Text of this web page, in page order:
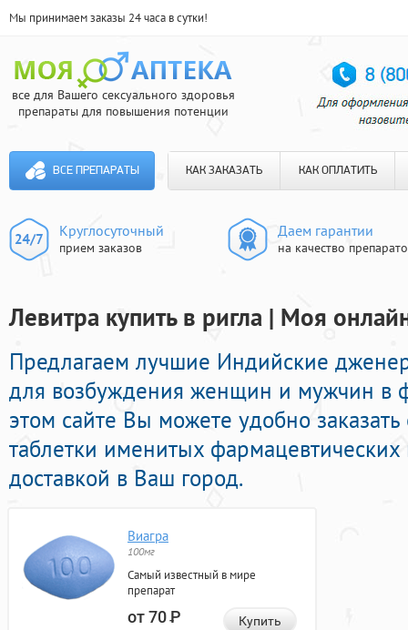
Мы принимаем заказы 24 часа в сутки!
все для Вашего сексуального здоровья
препараты для повышения потенции
ВСЕ ПРЕПАРАТЫ КАК ЗАКАЗАТЬ КАК ОПЛАТИТЬ
Круглосуточный
прием заказов
Даем гарантии
на качество
Левитра купить в ригла | Моя
Предлагаем лучшие Индийские
для возбуждения женщин и мужчин в
этом сайте Вы можете удобно
таблетки именитых фармацевтических
доставкой в Ваш город.
Виагра
100мг
Самый известный в мире
препарат
от 70Р Купить